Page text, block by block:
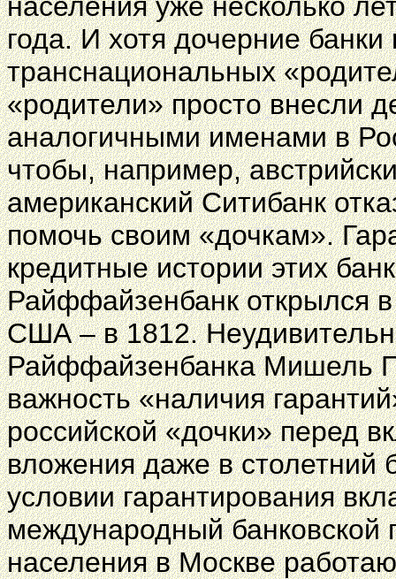
года. И хотя дочерние банки
транснациональных
«родители» просто внесли
аналогичными именами в
чтобы, например,
американский Ситибанк
помочь своим «дочкам».
кредитные истории этих
Райффайзенбанк открылся
США – в 1812.
Райффайзенбанка Мишель
важность «наличия
российской «дочки» перед
вложения даже в столетний
условии гарантирования
международный банковской
населения в Москве